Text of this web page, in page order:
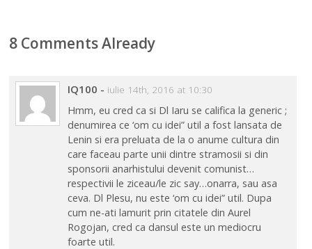
8 Comments Already
IQ100 - iulie 14th, 2016 at 10:30
Hmm, eu cred ca si Dl Iaru se califica la generic ;
denumirea ce ‘om cu idei” util a fost lansata de
Lenin si era preluata de la o anume cultura din
care faceau parte unii dintre stramosii si din
sponsorii anarhistului devenit comunist…
respectivii le ziceau/le zic say…onarra, sau asa
ceva. Dl Plesu, nu este ‘om cu idei” util. Dupa
cum ne-ati lamurit prin citatele din Aurel
Rogojan, cred ca dansul este un mediocru
foarte util.